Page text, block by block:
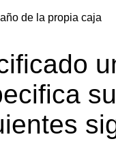
de la propia caja